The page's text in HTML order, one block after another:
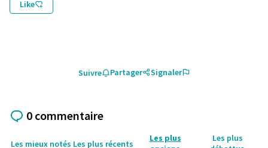
Like
Suivre Partager Signaler
0 commentaire
Les mieux notés Les plus récents
Les plus
Les plus